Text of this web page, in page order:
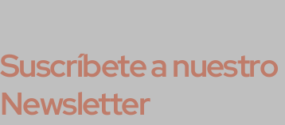
Suscríbete a nuestro
Newsletter